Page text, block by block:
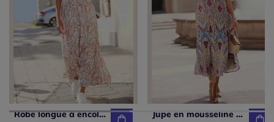
Robe longue à encolure en V avec manches bouffantes et empiècement smocké
Jupe en mousseline à ceinture élastique avec doublure intérieure et imprimé géométrique